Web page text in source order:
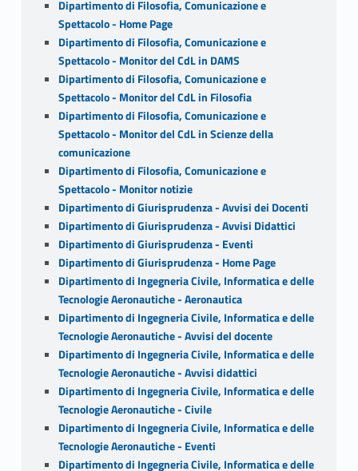
Dipartimento di Filosofia, Comunicazione e
Spettacolo - Home Page
Dipartimento di Filosofia, Comunicazione e
Spettacolo - Monitor del CdL in DAMS
Dipartimento di Filosofia, Comunicazione e
Spettacolo - Monitor del CdL in Filosofia
Dipartimento di Filosofia, Comunicazione e
Spettacolo - Monitor del CdL in Scienze della
comunicazione
Dipartimento di Filosofia, Comunicazione e
Spettacolo - Monitor notizie
Dipartimento di Giurisprudenza - Avvisi dei Docenti
Dipartimento di Giurisprudenza - Avvisi Didattici
Dipartimento di Giurisprudenza - Eventi
Dipartimento di Giurisprudenza - Home Page
Dipartimento di Ingegneria Civile, Informatica e delle
Tecnologie Aeronautiche - Aeronautica
Dipartimento di Ingegneria Civile, Informatica e delle
Tecnologie Aeronautiche - Avvisi del docente
Dipartimento di Ingegneria Civile, Informatica e delle
Tecnologie Aeronautiche - Avvisi didattici
Dipartimento di Ingegneria Civile, Informatica e delle
Tecnologie Aeronautiche - Civile
Dipartimento di Ingegneria Civile, Informatica e delle
Tecnologie Aeronautiche - Eventi
Dipartimento di Ingegneria Civile, Informatica e delle